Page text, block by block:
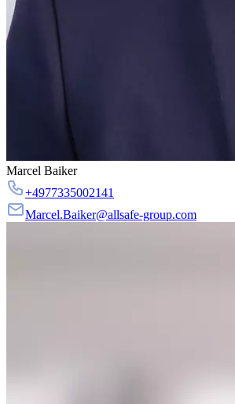
Marcel Baiker
+4977335002141
Marcel.Baiker@allsafe-group.com